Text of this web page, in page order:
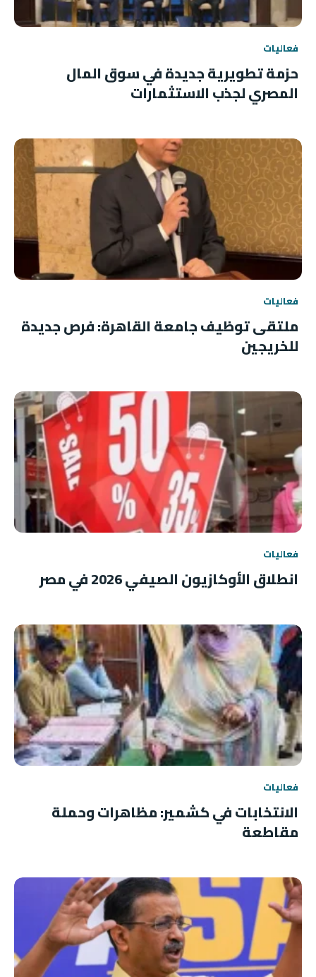
فعاليات
حزمة تطويرية جديدة في سوق المال
المصري لجذب الاستثمارات
فعاليات
ملتقى توظيف جامعة القاهرة: فرص جديدة
للخريجين
فعاليات
انطلاق الأوكازيون الصيفي 2026 في مصر
فعاليات
الانتخابات في كشمير: مظاهرات وحملة
مقاطعة